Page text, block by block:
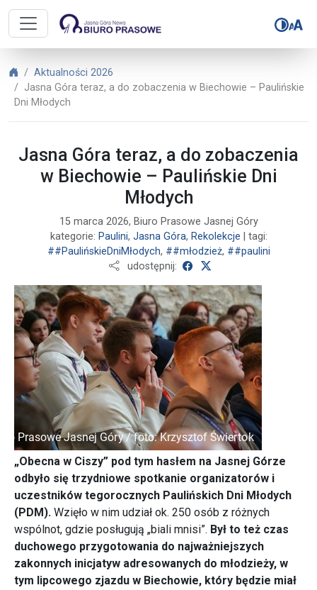
Biuro Prasowe Jasnej Góry –
Biuro Prasowe Jasnej Góry
Aktualności 2026
Jasna Góra teraz, a do zobaczenia w Biechowie – Paulińskie
Dni Młodych
Jasna Góra teraz, a do zobaczenia
w Biechowie – Paulińskie Dni
Młodych
15 marca 2026, Biuro Prasowe Jasnej Góry
kategorie: Paulini, Jasna Góra, Rekolekcje | tagi:
##PaulińskieDniMłodych, ##młodzież, ##paulini
udostępnij:
udostępnij na Facebooku
„Obecna w Ciszy” pod tym hasłem na Jasnej Górze
odbyło się trzydniowe spotkanie organizatorów i
uczestników tegorocznych Paulińskich Dni Młodych
(PDM). Wzięło w nim udział ok. 250 osób z różnych
wspólnot, gdzie posługują „biali mnisi”. Był to też czas
duchowego przygotowania do najważniejszych
zakonnych inicjatyw adresowanych do młodzieży, w
tym lipcowego zjazdu w Biechowie, który będzie miał